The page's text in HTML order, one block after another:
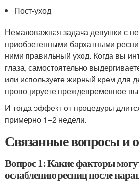
Пост-уход
Немаловажная задача девушки с
приобретенными бархатными
ними правильный уход. Когда вы
глаза, самостоятельно
или используете жирный крем для
провоцируете преждевременное
И тогда эффект от процедуры
примерно 1–2 недели.
Связанные вопросы и
Вопрос 1: Какие факторы
ослаблению ресниц после